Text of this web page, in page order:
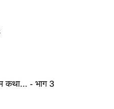
कथा... - भाग 3